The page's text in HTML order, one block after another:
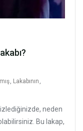
, Lakabının ,
neden
Bu lakap,